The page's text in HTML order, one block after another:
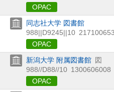
OPAC
同志社大学 図書館
988||D9245||10 217100653
OPAC
新潟大学 附属図書館 図
988//D88//10 1300606008
OPAC